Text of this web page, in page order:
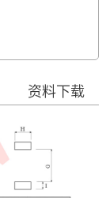
资料下载